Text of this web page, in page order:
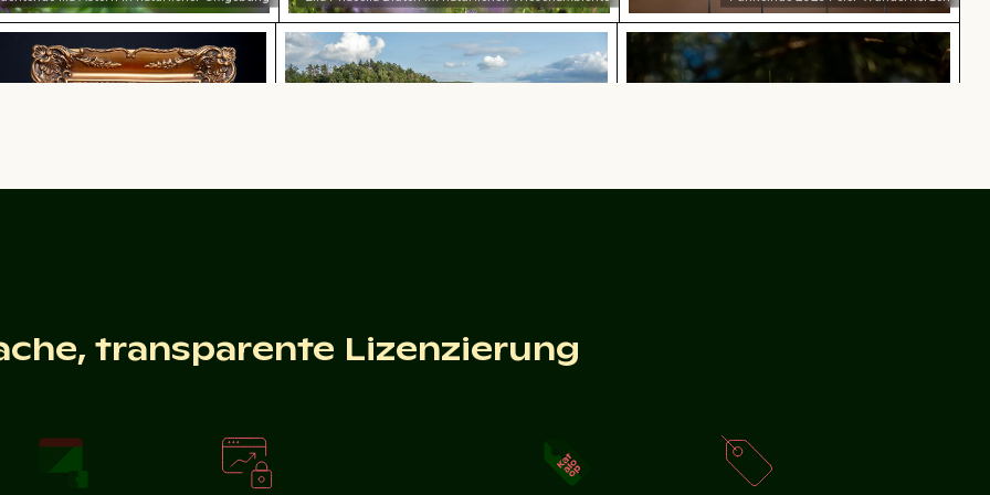
in Glasfassade
Sonnenuntergangshimmel in Los Angeles
Lilie in prunkvollem GoldrahmenMajestätische Felsformationen des Elbsandsteingebirges in der
Gelber Webervogel baut ein Nest in
transparente Lizenzierung